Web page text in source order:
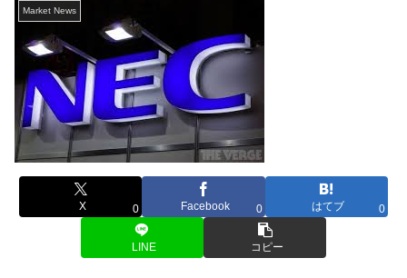
Market News
X 0 Facebook 0 はてブ 0
LINE コピー